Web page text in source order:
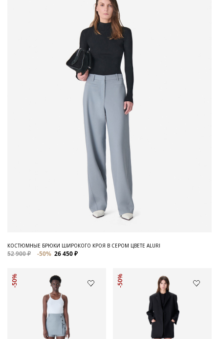
КОСТЮМНЫЕ БРЮКИ ШИРОКОГО КРОЯ В СЕРОМ ЦВЕТЕ ALURI
52 900 ₽ -50% 26 450 ₽
-50% -50%